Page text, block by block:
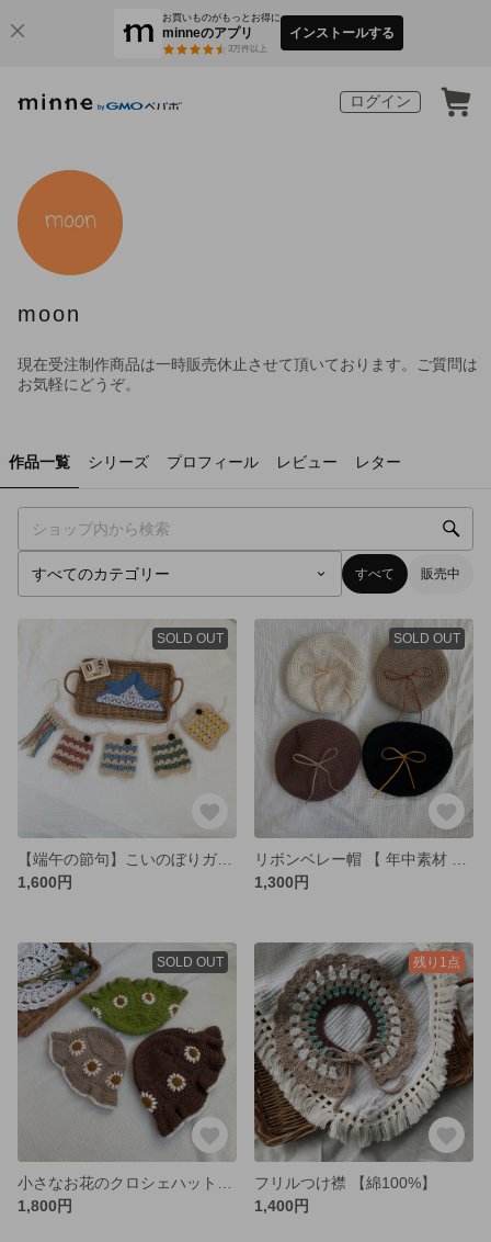
お買いものがもっとお得に
minneのアプリ
3万件以上
インストールする
ログイン
moon
現在受注制作商品は一時販売休止させて頂いております。ご質問は
お気軽にどうぞ。
作品一覧 シリーズ プロフィール レビュー レター
すべて 販売中
SOLD OUT
1,600円
SOLD OUT
1,300円
SOLD OUT
1,800円
残り1点
フリルつけ襟 【綿100%】
1,400円